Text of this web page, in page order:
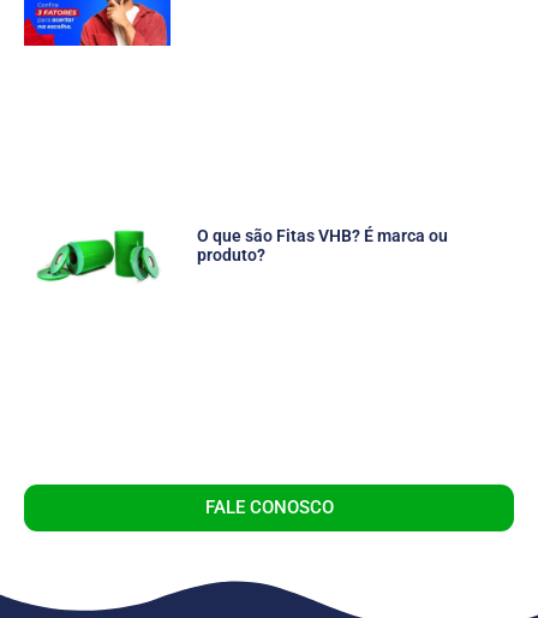
O que são Fitas VHB? É marca ou
produto?
FALE CONOSCO